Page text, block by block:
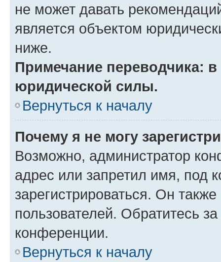
не может давать
является объектом
ниже.
Примечание переводчика:
юридической силы.
Вернуться к началу
Почему я не могу
Возможно, администратор
адрес или запретил имя, под
зарегистрироваться. Он
пользователей. Обратитесь
конференции.
Вернуться к началу